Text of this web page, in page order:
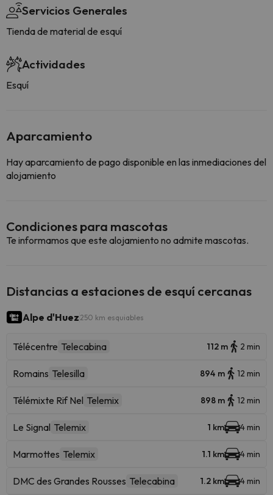
Servicios Generales
Tienda de material de esquí
Actividades
Esquí
Aparcamiento
Hay aparcamiento de pago disponible en las inmediaciones del
alojamiento
Condiciones para mascotas
Te informamos que este alojamiento no admite mascotas.
Distancias a estaciones de esquí cercanas
Alpe d'Huez 250 km esquiables
Télécentre Telecabina 112 m 2 min
Romains Telesilla 894 m 12 min
Télémixte Rif Nel Telemix 898 m 12 min
Le Signal Telemix 1 km 4 min
Marmottes Telemix 1.1 km 4 min
DMC des Grandes Rousses Telecabina 1.2 km 4 min